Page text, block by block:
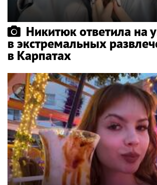
Никитюк ответила на
в экстремальных
в Карпатах